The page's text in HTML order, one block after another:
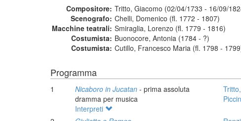
Compositore: Tritto, Giacomo (02/04/1733 - 16/09/
Scenografo: Chelli, Domenico (fl. 1772 - 1807)
Macchine teatrali: Smiraglia, Lorenzo (fl. 1779 - 1816)
Costumista: Buonocore, Antonia (1784 - ?)
Costumista: Cutillo, Francesco Maria (fl. 1798 -
Programma
1 Nicaboro in Jucatan - prima assoluta
dramma per musica
Interpreti